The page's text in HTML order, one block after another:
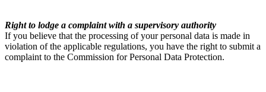
Right to lodge a complaint with a supervisory authority
If you believe that the processing of your personal data is made in
violation of the applicable regulations, you have the right to submit a
complaint to the Commission for Personal Data Protection.